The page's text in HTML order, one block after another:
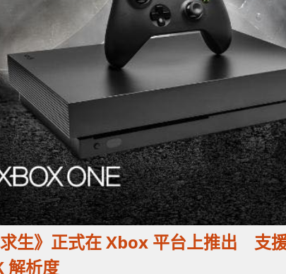
求生》正式在 Xbox 平台上推出 支
解析度